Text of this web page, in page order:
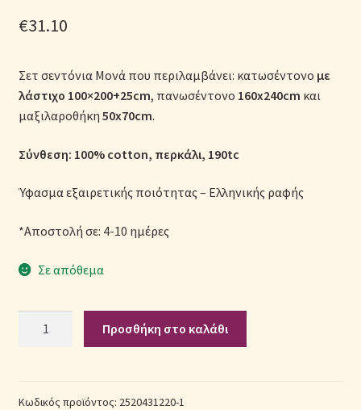
Όροι Χρήσης
Παπλώματα για Ζεστασιά & Άνεση
Παπλωματοθήκες
Πικέ Κουβέρτες
Πληρωμές
Σεντόνια Σετ
€31.10
Σετ σεντόνια Μονά που περιλαμβάνει: κατωσέντονο με
λάστιχο 100×200+25cm, πανωσέντονο 160x240cm και
μαξιλαροθήκη 50x70cm.
Σύνθεση: 100% cotton, περκάλι, 190tc
Ύφασμα εξαιρετικής ποιότητας – Ελληνικής ραφής
*Αποστολή σε: 4-10 ημέρες
Σε απόθεμα
Μονά
Προσθήκη στο καλάθι
Κωδικός προϊόντος: 2520431220-1